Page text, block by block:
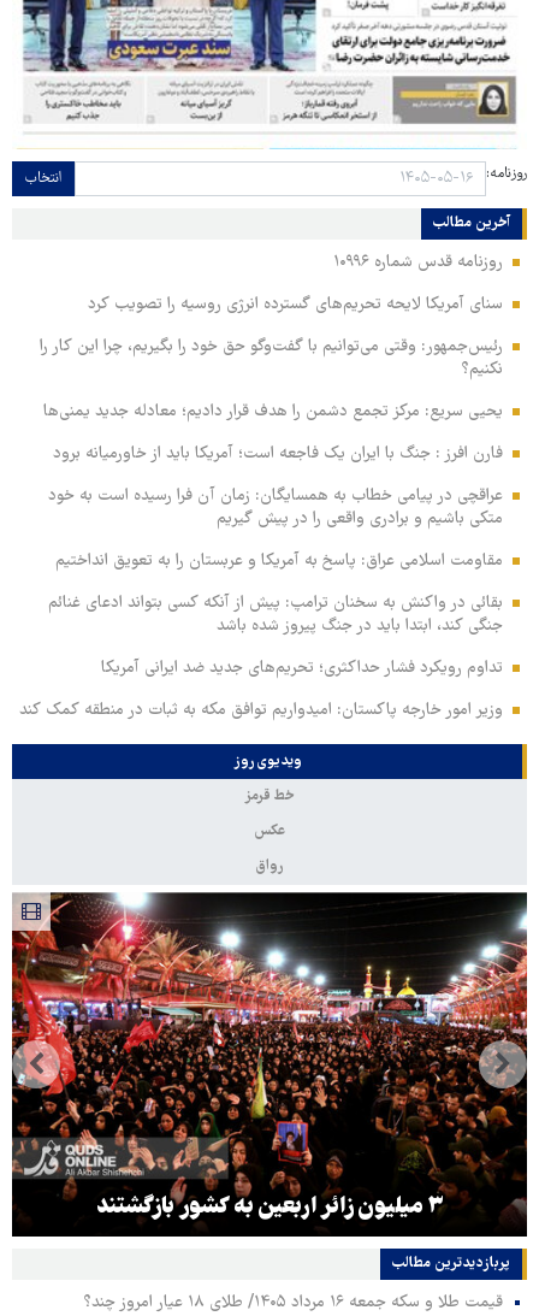
روزنامه: انتخاب
آخرین مطالب
روزنامه قدس شماره ۱۰۹۹۶
سنای آمریکا لایحه تحریم‌های گسترده انرژی روسیه را تصویب کرد
رئیس‌جمهور: وقتی می‌توانیم با گفت‌وگو حق خود را بگیریم، چرا این کار را
نکنیم؟
یحیی سریع: مرکز تجمع دشمن را هدف قرار دادیم؛ معادله جدید یمنی‌ها
فارن افرز : جنگ با ایران یک فاجعه است؛ آمریکا باید از خاورمیانه برود
عراقچی در پیامی خطاب به همسایگان: زمان آن فرا رسیده است به خود
متکی باشیم و برادری واقعی را در پیش گیریم
مقاومت اسلامی عراق: پاسخ به آمریکا و عربستان را به تعویق انداختیم
بقائی در واکنش به سخنان ترامپ: پیش از آنکه کسی بتواند ادعای غنائم
جنگی کند، ابتدا باید در جنگ پیروز شده باشد
تداوم رویکرد فشار حداکثری؛ تحریم‌های جدید ضد ایرانی آمریکا
وزیر امور خارجه پاکستان: امیدواریم توافق مکه به ثبات در منطقه کمک کند
ویدیوی روز
خط قرمز
عکس
رواق
۳ میلیون زائر اربعین به کشور بازگشتند
پربازدیدترین‌ مطالب
قیمت طلا و سکه جمعه ۱۶ مرداد ۱۴۰۵/ طلای ۱۸ عیار امروز چند؟